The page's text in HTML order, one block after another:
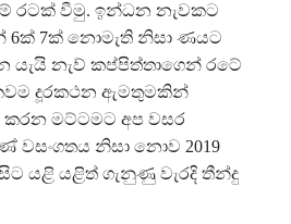
රටක් වීමු. ඉන්ධන නැවකට
7ක් නොමැති නිසා ණයට
නැව් කප්පිත්තාගෙන් රටේ
දූරකථන ඇමතුමකින්
කරන මට්ටමට අප වසර
වසංගතය නිසා නොව 2019
යළි යළිත් ගැනුණු වැරදි තීන්දු